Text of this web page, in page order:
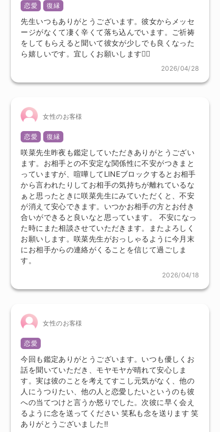
恋愛 復縁
先生いつもありがとうございます。彼女からメッセ
ージがなくて凄く辛くて落ち込んでいます。ご祈祷
をしてもらえると聞いて彼女が少しでも良くなった
ら嬉しいです。宜しくお願いします🙇‍♀️
2026/04/28
女性のお客様
恋愛 復縁
咲菜先生昨夜も鑑定していただきありがとうござい
ます。お相手との不安定な関係性に不安がつきまと
っていますが、喧嘩してLINEブロックするとお相手
から言われたりしてお相手の気持ちが離れているな
ぁと思ったときに咲菜先生にみていただくと、不安
が消えて安心できます。いつかお相手の方とお付き
合いができると良いなと思っています。 不安になっ
た時にまた相談させていただきます。またよろしく
お願いします。咲菜先生がおっしゃるように今月末
にお相手からの連絡がくることを信じて過ごしま
す。
2026/04/18
女性のお客様
恋愛
今回も鑑定ありがとうございます。いつも優しくお
話を聞いていただき、モヤモヤが晴れて安心しま
す。実は彼のことを考えてすこし元気がなく、他の
人にうつりたい、他の人と恋愛したいというのも彼
への当てつけと言うか怒りでした。次彼に早く会え
るように念を送ってください 笑私も念を送ります 笑
ありがとうございました!!